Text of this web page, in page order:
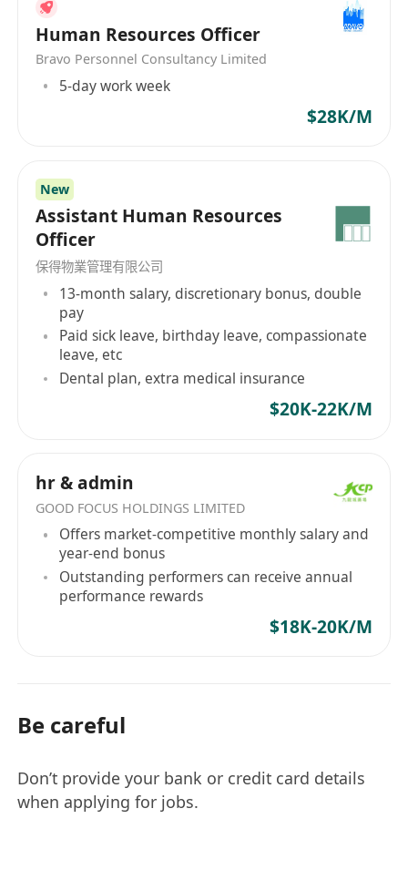
5年或以上零售行業人力資源工作經驗，具多門
店管理經驗者優先；
熟悉香港勞工法例及人力資源全盤操作流程；
具備薪酬計算及發薪經驗；
良好溝通能力及問題解決能力，執行力強；
已在香港工作及居住者優先考慮。
工作安排：
工作時間：星期一至星期五，09:00–18:00
工作性質：全職
職位級別：Manager / Supervisor
Human Resources Officer
Bravo Personnel Consultancy Limited
5-day work week
$28K/M
New
Assistant Human Resources
Officer
保得物業管理有限公司
13-month salary, discretionary bonus, double
pay
Paid sick leave, birthday leave, compassionate
leave, etc
Dental plan, extra medical insurance
$20K-22K/M
hr & admin
GOOD FOCUS HOLDINGS LIMITED
Offers market-competitive monthly salary and
year-end bonus
Outstanding performers can receive annual
performance rewards
$18K-20K/M
Be careful
Don’t provide your bank or credit card details
when applying for jobs.